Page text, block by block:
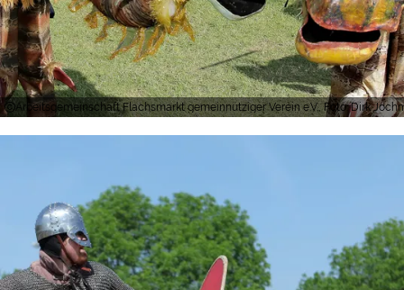
Arbeitsgemeinschaft Flachsmarkt gemeinnütziger Verein e.V., Foto: Dirk